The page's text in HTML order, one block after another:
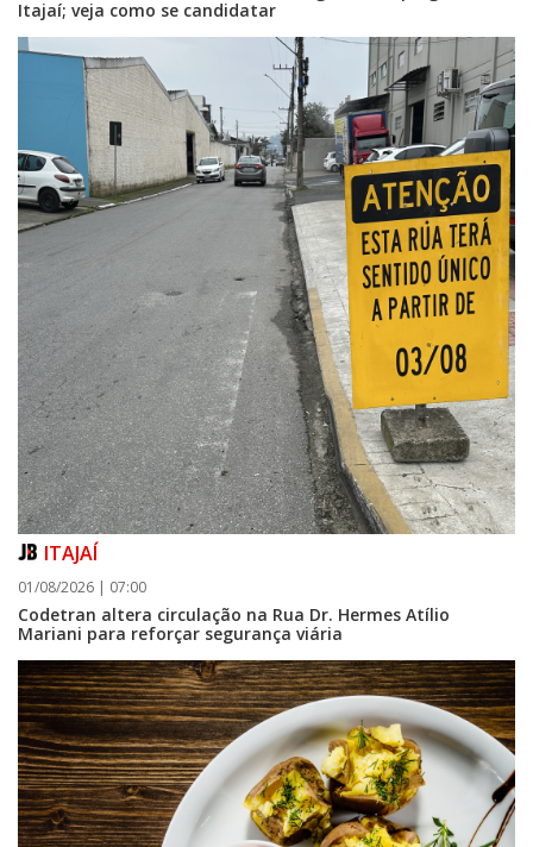
Itajaí; veja como se candidatar
ITAJAÍ
01/08/2026 | 07:00
Codetran altera circulação na Rua Dr. Hermes Atílio
Mariani para reforçar segurança viária